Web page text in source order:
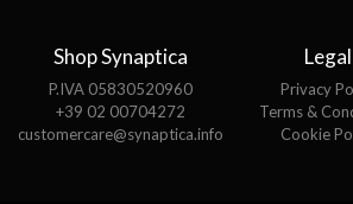
Shop Synaptica
P.IVA 05830520960
+39 02 00704272
customercare@synaptica.info
Legal
Privacy
Terms &
Cookie